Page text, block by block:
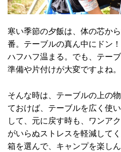
寒い季節の夕飯は、体の芯か
番。テーブルの真ん中にドン
ハフハフ温まる。でも、テー
準備や片付けが大変ですよね。
そんな時は、テーブルの上の
ておけば、テーブルを広く使
して、元に戻す時も、ワンア
がいらぬストレスを軽減して
箱を選んで、キャンプを楽し